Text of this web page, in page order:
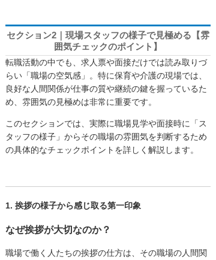
セクション2｜現場スタッフの様子で見極める【雰
囲気チェックのポイント】
転職活動の中でも、求人票や面接だけでは読み取りづ
らい「職場の空気感」。特に保育や介護の現場では、
良好な人間関係が仕事の質や継続の鍵を握っているた
め、雰囲気の見極めは非常に重要です。
このセクションでは、実際に職場見学や面接時に「ス
タッフの様子」からその職場の雰囲気を判断するため
の具体的なチェックポイントを詳しく解説します。
1. 挨拶の様子から感じ取る第一印象
なぜ挨拶が大切なのか？
職場で働く人たちの挨拶の仕方は、その職場の人間関